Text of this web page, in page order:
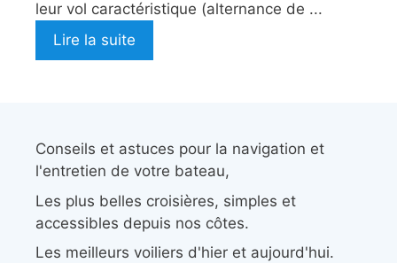
leur vol caractéristique (alternance de ...
Lire la suite
Conseils et astuces pour la navigation et
l'entretien de votre bateau,
Les plus belles croisières, simples et
accessibles depuis nos côtes.
Les meilleurs voiliers d'hier et aujourd'hui.